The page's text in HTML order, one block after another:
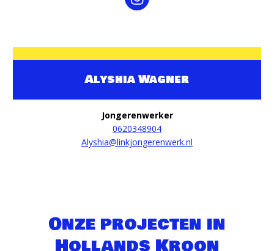
Alyshia Wagner
Jongerenwerker
0620348904
Alyshia@linkjongerenwerk.nl
Onze projecten in